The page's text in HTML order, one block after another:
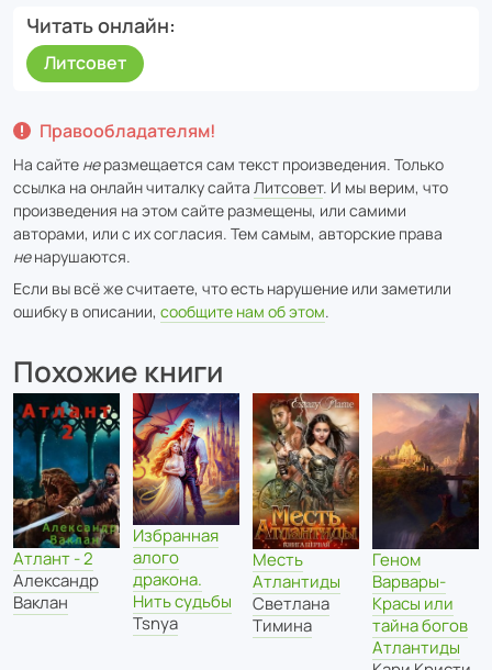
Читать онлайн
Литсовет
Правообладателям!
На сайте неразмещается сам текст произведения. Только
ссылка на онлайн читалку сайта Литсовет. И мы верим, что
произведения на этом сайте размещены, или самими
авторами, или с их согласия. Тем самым, авторские права
ненарушаются.
Если вы всё же считаете, что есть нарушение или заметили
ошибку в описании, сообщите нам об этом.
Похожие книги
Атлант - 2
Александр
Ваклан
Избранная
алого
дракона.
Нить судьбы
Tsnya
Месть
Атлантиды
Светлана
Тимина
Геном
Варвары-
Красы или
тайна богов
Атлантиды